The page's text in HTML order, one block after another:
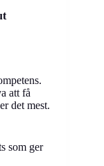
att få
det mest.
som ger